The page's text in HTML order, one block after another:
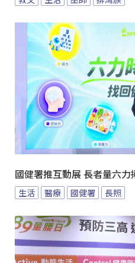
國健署推互動展 長者量六力
生活 醫療 國健署 長照